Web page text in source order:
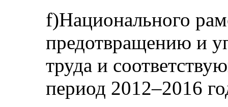
f)Национального
предотвращению и
труда и
период 2012–2016